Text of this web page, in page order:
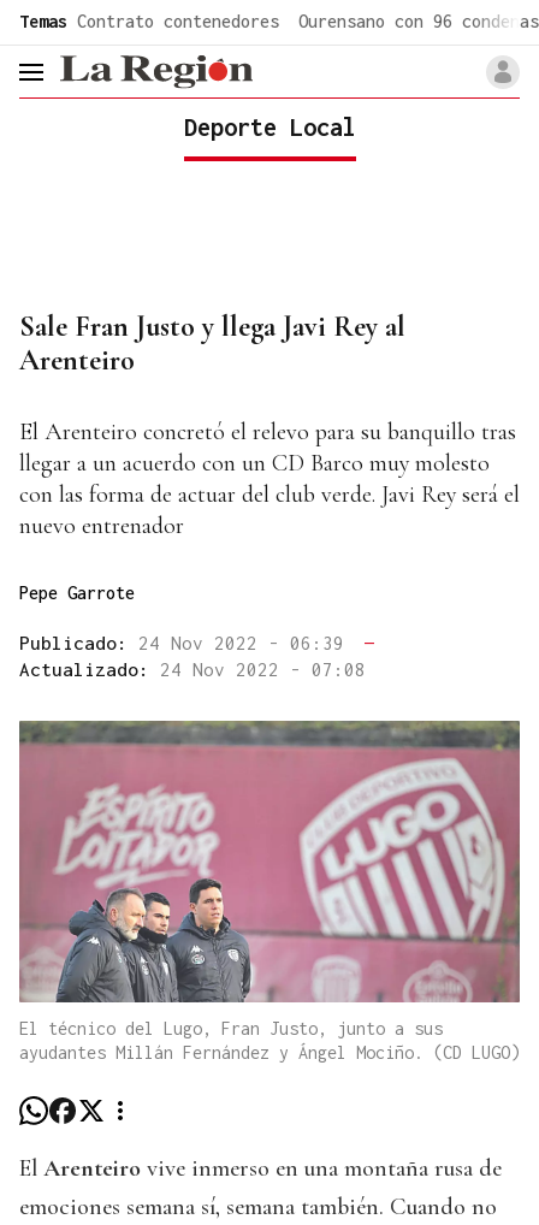
Temas Contrato contenedores Ourensano con 96 condenas
header.menu.open
Deporte Local
Sale Fran Justo y llega Javi Rey al
Arenteiro
El Arenteiro concretó el relevo para su banquillo tras
llegar a un acuerdo con un CD Barco muy molesto
con las forma de actuar del club verde. Javi Rey será el
nuevo entrenador
Pepe Garrote
Publicado: 24 Nov 2022 - 06:39
—
Actualizado: 24 Nov 2022 - 07:08
El técnico del Lugo, Fran Justo, junto a sus
ayudantes Millán Fernández y Ángel Mociño. (CD LUGO)
El Arenteiro vive inmerso en una montaña rusa de
emociones semana sí, semana también. Cuando no